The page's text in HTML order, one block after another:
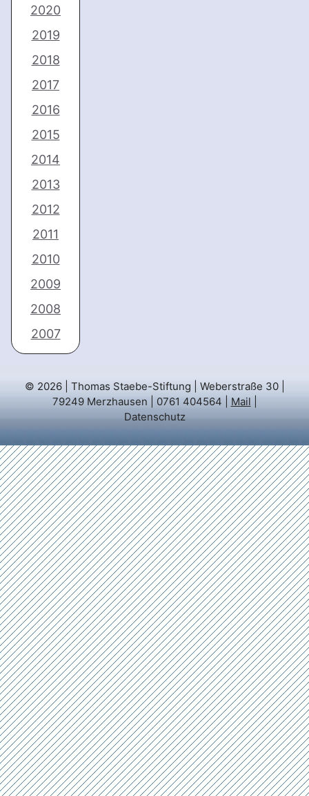
2020
2019
2018
2017
2016
2015
2014
2013
2012
2011
2010
2009
2008
2007
© 2026 | Thomas Staebe-Stiftung | Weberstraße 30 |
79249 Merzhausen | 0761 404564 | Mail
Datenschutz